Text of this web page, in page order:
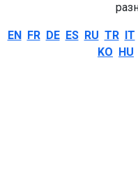
EN FR DE ES RU TR IT
KO HU